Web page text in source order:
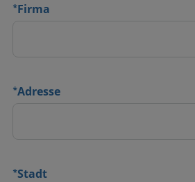
*Firma
*Adresse
*Stadt